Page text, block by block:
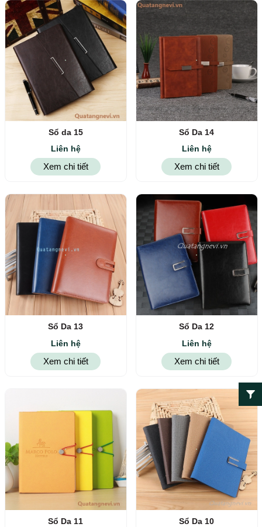
Sổ da 15
Liên hệ
Xem chi tiết
Sổ Da 14
Liên hệ
Xem chi tiết
Sổ Da 13
Liên hệ
Xem chi tiết
Sổ Da 12
Liên hệ
Xem chi tiết
Sổ Da 11 Sổ Da 10